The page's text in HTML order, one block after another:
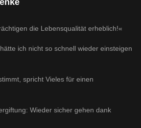
die Lebensqualität erheblich!«
ich nicht so schnell wieder einsteigen
spricht Vieles für einen
Wieder sicher gehen dank